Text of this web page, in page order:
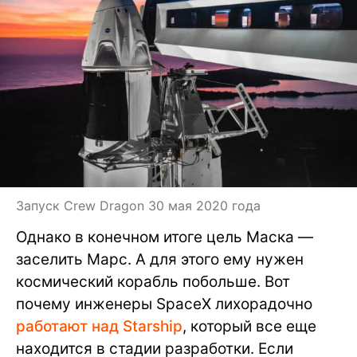
Запуск Crew Dragon 30 мая 2020 года
Однако в конечном итоге цель Маска —
заселить Марс. А для этого ему нужен
космический корабль побольше. Вот
почему инженеры SpaceX лихорадочно
работают над Starship, который все еще
находится в стадии разработки. Если